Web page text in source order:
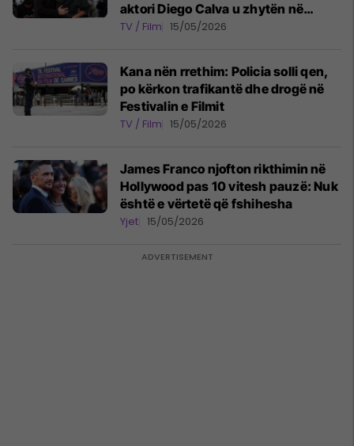
aktori Diego Calva u zhytën në
pasion para njerëzve në tapetin e
TV / Film 15/05/2026
Kana nën rrethim: Policia solli qen,
po kërkon trafikantë dhe drogë në
Festivalin e Filmit
TV / Film 15/05/2026
James Franco njofton rikthimin në
Hollywood pas 10 vitesh pauzë: Nuk
është e vërtetë që fshihesha
Yjet 15/05/2026